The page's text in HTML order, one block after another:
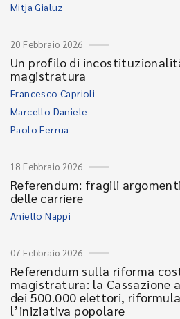
Mitja Gialuz
20 Febbraio 2026
Un profilo di
magistratura
Francesco Caprioli
Marcello Daniele
Paolo Ferrua
18 Febbraio 2026
Referendum: fragili
delle carriere
Aniello Nappi
07 Febbraio 2026
Referendum sulla riforma
magistratura: la Cassazione
dei 500.000 elettori,
l’iniziativa popolare